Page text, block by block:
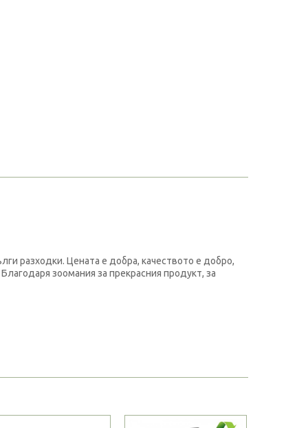
разходки. Цената е добра, качеството е добро,
зоомания за прекрасния продукт, за